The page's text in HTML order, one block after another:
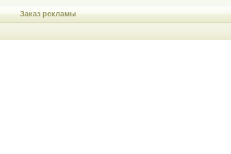
Заказ рекламы